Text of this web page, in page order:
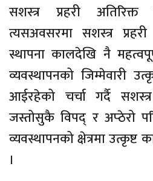
सशस्त्र प्रहरी अतिरिक्त
त्यसअवसरमा सशस्त्र
स्थापना कालदेखि नै
व्यवस्थापनको जिम्मेवारी
आईरहेको चर्चा गर्दै
जस्तोसुकै विपद् र अप्ठेरो
व्यवस्थापनको क्षेत्रमा उत्कृष्ट
।